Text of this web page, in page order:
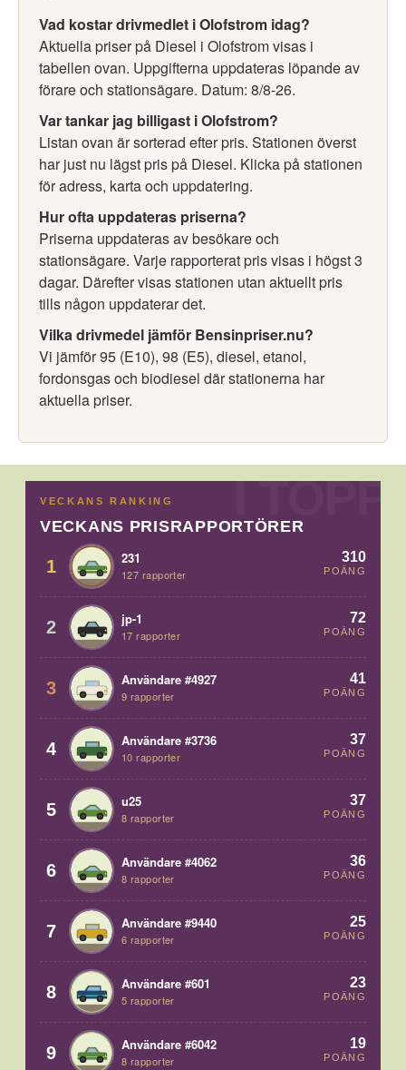
Vad kostar drivmedlet i Olofstrom idag?
Aktuella priser på Diesel i Olofstrom visas i
tabellen ovan. Uppgifterna uppdateras löpande av
förare och stationsägare. Datum: 8/8-26.
Var tankar jag billigast i Olofstrom?
Listan ovan är sorterad efter pris. Stationen överst
har just nu lägst pris på Diesel. Klicka på stationen
för adress, karta och uppdatering.
Hur ofta uppdateras priserna?
Priserna uppdateras av besökare och
stationsägare. Varje rapporterat pris visas i högst 3
dagar. Därefter visas stationen utan aktuellt pris
tills någon uppdaterar det.
Vilka drivmedel jämför Bensinpriser.nu?
Vi jämför 95 (E10), 98 (E5), diesel, etanol,
fordonsgas och biodiesel där stationerna har
aktuella priser.
VECKANS RANKING
VECKANS PRISRAPPORTÖRER
1 231
127 rapporter
310
POÄNG
2 jp-1
17 rapporter
72
POÄNG
3 Användare #4927
9 rapporter
41
POÄNG
4 Användare #3736
10 rapporter
37
POÄNG
5 u25
8 rapporter
37
POÄNG
6 Användare #4062
8 rapporter
36
POÄNG
7 Användare #9440
6 rapporter
25
POÄNG
8 Användare #601
5 rapporter
23
POÄNG
9 Användare #6042
8 rapporter
19
POÄNG